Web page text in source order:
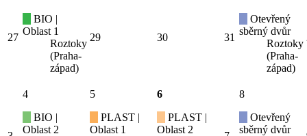
27
BIO |
Oblast 1
Roztoky
(Praha-
západ)
29 30 31
Otevřený
sběrný dvůr
Roztoky
(Praha-
západ)
4
BIO |
Oblast 2
5
PLAST |
Oblast 1
6
PLAST |
Oblast 2
8
Otevřený
sběrný dvůr